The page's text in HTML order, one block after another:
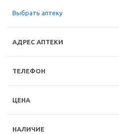
Выбрать аптеку